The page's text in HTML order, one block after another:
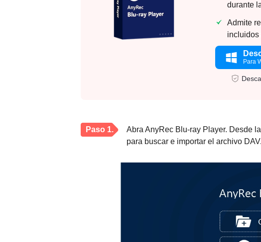
durante
Admite
incluidos
Para
Paso 1.
Abra AnyRec Blu-ray Player. Desde
para buscar e importar el archivo DAV.